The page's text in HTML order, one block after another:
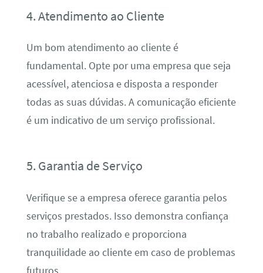
4. Atendimento ao Cliente
Um bom atendimento ao cliente é
fundamental. Opte por uma empresa que seja
acessível, atenciosa e disposta a responder
todas as suas dúvidas. A comunicação eficiente
é um indicativo de um serviço profissional.
5. Garantia de Serviço
Verifique se a empresa oferece garantia pelos
serviços prestados. Isso demonstra confiança
no trabalho realizado e proporciona
tranquilidade ao cliente em caso de problemas
futuros.